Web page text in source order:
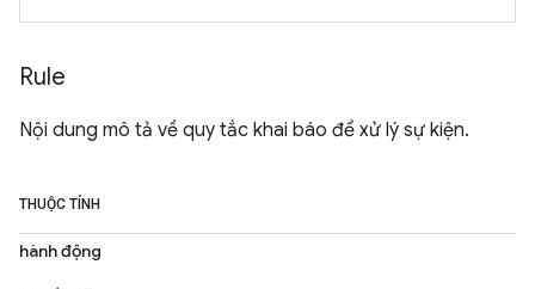
Rule
Nội dung mô tả về quy tắc khai báo để xử lý sự kiện.
THUỘC TÍNH
hành động